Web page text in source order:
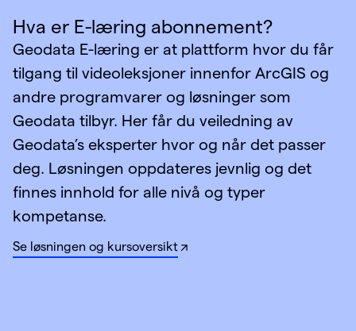
Hva er E-læring abonnement?
Geodata E-læring er at plattform hvor du får
tilgang til videoleksjoner innenfor ArcGIS og
andre programvarer og løsninger som
Geodata tilbyr. Her får du veiledning av
Geodata’s eksperter hvor og når det passer
deg. Løsningen oppdateres jevnlig og det
finnes innhold for alle nivå og typer
kompetanse. ​
Se løsningen og kursoversikt